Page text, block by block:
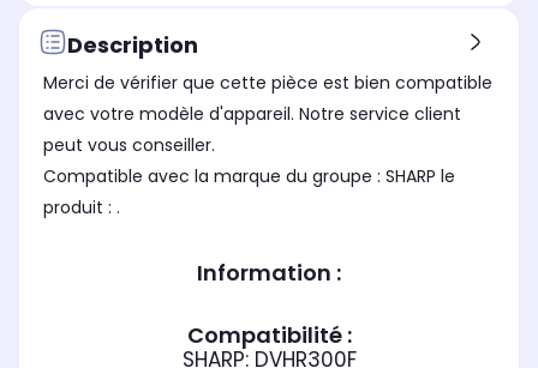
Description
Merci de vérifier que cette pièce est bien compatible
avec votre modèle d'appareil. Notre service client
peut vous conseiller.
Compatible avec la marque du groupe : SHARP le
produit : .
Information :
Compatibilité :
SHARP: DVHR300F